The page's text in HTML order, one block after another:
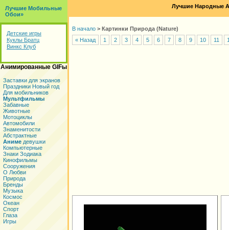
Лучшие Мобильные
Обои»
Детские игры
Куклы Братц
Винкс Клуб
Анимированные GIFы
Заставки для экранов
Праздники Новый год
Для мобильников
Мультфильмы
Забавные
Животные
Мотоциклы
Автомобили
Знаменитости
Абстрактные
Аниме девушки
Компьютерные
Знаки Зодиака
Кинофильмы
Сооружения
О Любви
Природа
Бренды
Музыка
Космос
Океан
Спорт
Глаза
Игры
Лучшие Народные
В начало > Картинки Природа (Nature)
« Назад
1 2 3 4 5 6 7 8 9 10 11